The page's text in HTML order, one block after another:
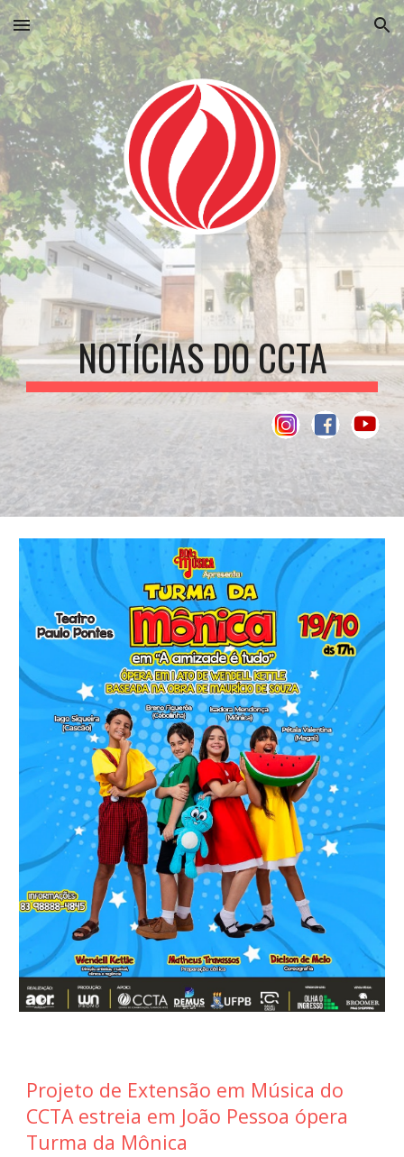
Skip to main content Skip to navigation
NOTÍCIAS DO CCTA
Projeto de Extensão em Música do
CCTA estreia em João Pessoa ópera
Turma da Mônica